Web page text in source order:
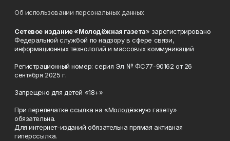
Об использовании персональных данных
Сетевое издание «Молодёжная газета» зарегистрировано
Федеральной службой по надзору в сфере связи,
информационных технологий и массовых коммуникаций
Регистрационный номер: серия Эл № ФС77-90162 от 26
сентября 2025 г.
Запрещено для детей «18+»
При перепечатке ссылка на «Молодёжную газету»
обязательна.
Для интернет-изданий обязательна прямая активная
гиперссылка.